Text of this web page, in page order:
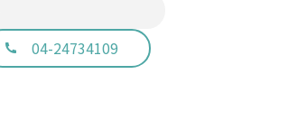
04-24734109